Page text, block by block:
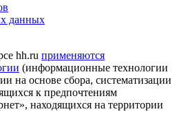
данных
hh.ru применяются
(информационные технологии
на основе сбора, систематизации
к предпочтениям
находящихся на территории